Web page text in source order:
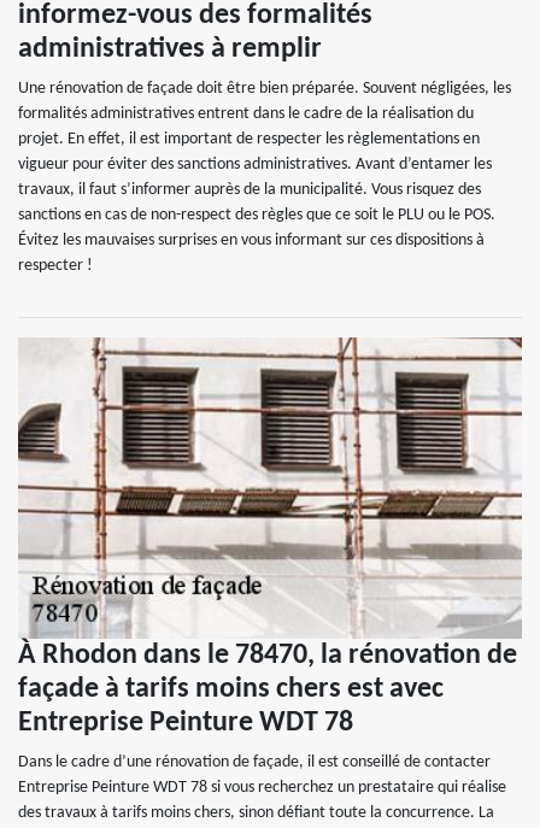
informez-vous des formalités
administratives à remplir
Une rénovation de façade doit être bien préparée. Souvent négligées, les
formalités administratives entrent dans le cadre de la réalisation du
projet. En effet, il est important de respecter les règlementations en
vigueur pour éviter des sanctions administratives. Avant d’entamer les
travaux, il faut s’informer auprès de la municipalité. Vous risquez des
sanctions en cas de non-respect des règles que ce soit le PLU ou le POS.
Évitez les mauvaises surprises en vous informant sur ces dispositions à
respecter !
À Rhodon dans le 78470, la rénovation de
façade à tarifs moins chers est avec
Entreprise Peinture WDT 78
Dans le cadre d’une rénovation de façade, il est conseillé de contacter
Entreprise Peinture WDT 78 si vous recherchez un prestataire qui réalise
des travaux à tarifs moins chers, sinon défiant toute la concurrence. La